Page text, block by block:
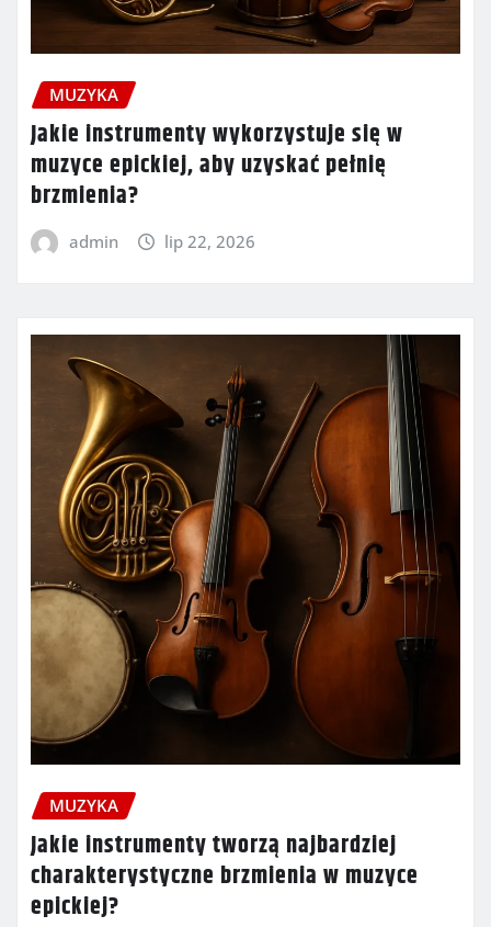
MUZYKA
Jakie instrumenty wykorzystuje się w
muzyce epickiej, aby uzyskać pełnię
brzmienia?
admin lip 22, 2026
MUZYKA
Jakie instrumenty tworzą najbardziej
charakterystyczne brzmienia w muzyce
epickiej?